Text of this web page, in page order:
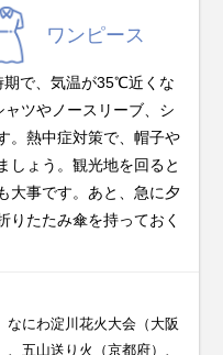
ワンピース
期で、気温が35℃近くな
ツやノースリーブ、シ
。熱中症対策で、帽子や
しょう。観光地を回ると
大事です。あと、急に夕
りたたみ傘を持っておく
なにわ淀川花火大会（大阪
五山送り火（京都府）、